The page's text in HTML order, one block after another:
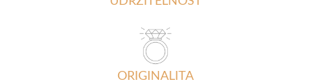
ORIGINALITA